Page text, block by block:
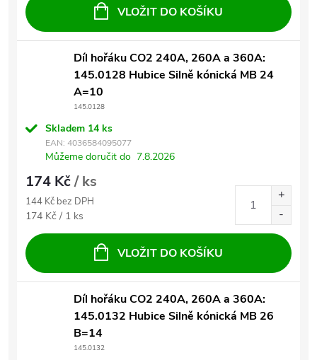
VLOŽIT DO KOŠÍKU
Díl hořáku CO2 240A, 260A a 360A:
145.0128 Hubice Silně kónická MB 24
A=10
145.0128
Skladem 14 ks
EAN: 4036584095077
Můžeme doručit do 7.8.2026
174 Kč/ ks
144 Kč bez DPH
Měrná cena:
174 Kč / 1 ks
VLOŽIT DO KOŠÍKU
Díl hořáku CO2 240A, 260A a 360A:
145.0132 Hubice Silně kónická MB 26
B=14
145.0132